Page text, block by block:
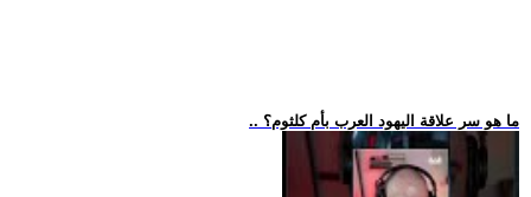
.. ما هو سر علاقة اليهود العرب بأم كلثوم؟